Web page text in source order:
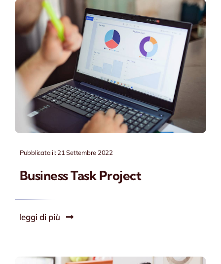
Pubblicata il: 21 Settembre 2022
Business Task Project
leggi di più